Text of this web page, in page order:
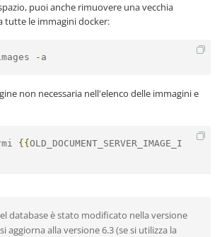
puoi anche rimuovere una vecchia
tutte le immagini docker:
- a
non necessaria nell'elenco delle immagini e
{{ OLD_DOCUMENT_SERVER_IMAGE_I
database è stato modificato nella versione
aggiorna alla versione 6.3 (se si utilizza la